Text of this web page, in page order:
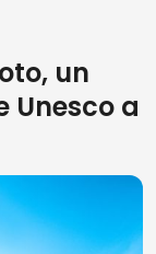
un
Unesco a